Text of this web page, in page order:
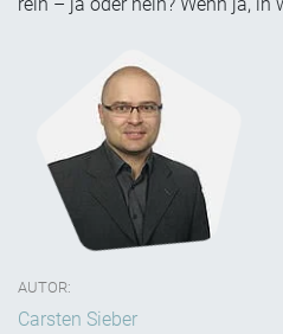
AUTOR:
Carsten Sieber